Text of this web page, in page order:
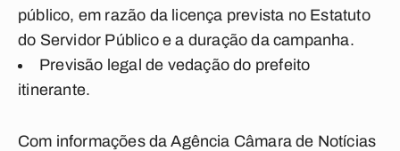
público, em razão da licença prevista no Estatuto
do Servidor Público e a duração da campanha.
Previsão legal de vedação do prefeito
itinerante.
Com informações da Agência Câmara de Notícias